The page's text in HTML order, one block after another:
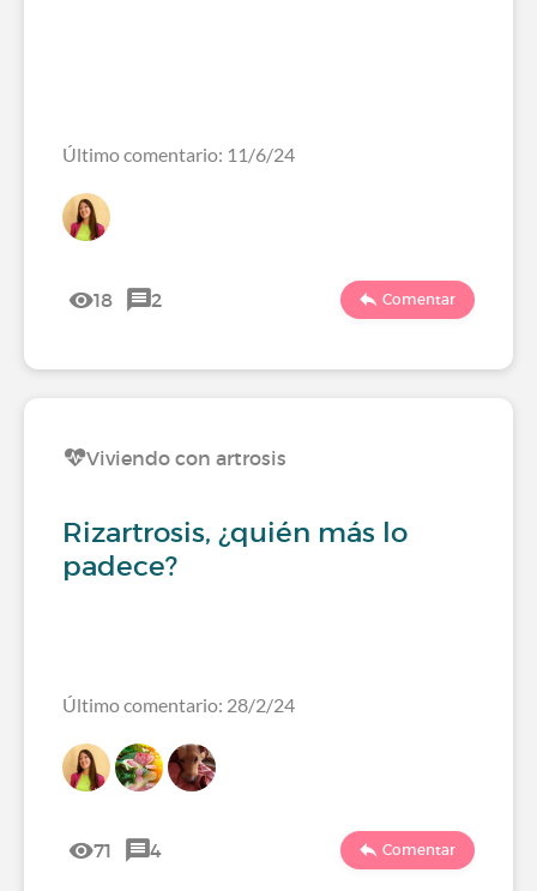
Último comentario: 11/6/24
18 2 Comentar
Viviendo con artrosis
Rizartrosis, ¿quién más lo
padece?
Último comentario: 28/2/24
71 4 Comentar